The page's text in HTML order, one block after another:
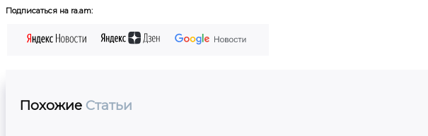
Подписаться на ra.am:
Похожие Статьи